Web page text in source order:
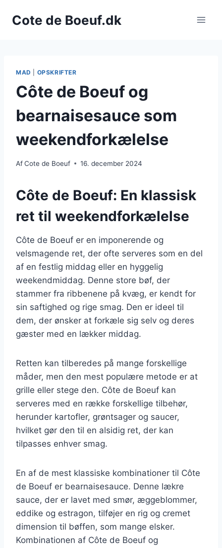
Cote de Boeuf.dk
MAD OPSKRIFTER
Côte de Boeuf og
bearnaisesauce som
weekendforkælelse
AfCote de Boeuf 16. december 2024
Côte de Boeuf: En klassisk
ret til weekendforkælelse
Côte de Boeuf er en imponerende og
velsmagende ret, der ofte serveres som en del
af en festlig middag eller en hyggelig
weekendmiddag. Denne store bøf, der
stammer fra ribbenene på kvæg, er kendt for
sin saftighed og rige smag. Den er ideel til
dem, der ønsker at forkæle sig selv og deres
gæster med en lækker middag.
Retten kan tilberedes på mange forskellige
måder, men den mest populære metode er at
grille eller stege den. Côte de Boeuf kan
serveres med en række forskellige tilbehør,
herunder kartofler, grøntsager og saucer,
hvilket gør den til en alsidig ret, der kan
tilpasses enhver smag.
En af de mest klassiske kombinationer til Côte
de Boeuf er bearnaisesauce. Denne lækre
sauce, der er lavet med smør, æggeblommer,
eddike og estragon, tilføjer en rig og cremet
dimension til bøffen, som mange elsker.
Kombinationen af Côte de Boeuf og